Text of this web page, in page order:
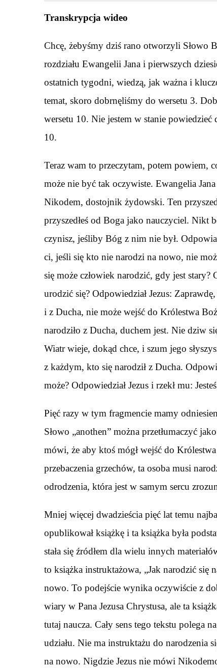
Transkrypcja wideo
Chcę, żebyśmy dziś rano otworzyli Słowo
rozdziału Ewangelii Jana i pierwszych
ostatnich tygodni, wiedzą, jak ważna i
temat, skoro dobrnęliśmy do wersetu 3.
wersetu 10. Nie jestem w stanie
10.
Teraz wam to przeczytam, potem powiem,
może nie być tak oczywiste. Ewangelia
Nikodem, dostojnik żydowski. Ten
przyszedłeś od Boga jako nauczyciel.
czynisz, jeśliby Bóg z nim nie był.
ci, jeśli się kto nie narodzi na nowo, nie
się może człowiek narodzić, gdy jest
urodzić się? Odpowiedział Jezus:
i z Ducha, nie może wejść do Królestwa
narodziło z Ducha, duchem jest. Nie dziw
Wiatr wieje, dokąd chce, i szum jego
z każdym, kto się narodził z Ducha.
może? Odpowiedział Jezus i rzekł mu:
Pięć razy w tym fragmencie mamy
Słowo „anothen” można przetłumaczyć
mówi, że aby ktoś mógł wejść do
przebaczenia grzechów, ta osoba musi
odrodzenia, która jest w samym sercu
Mniej więcej dwadzieścia pięć lat temu
opublikował książkę i ta książka była
stała się źródłem dla wielu innych
to książka instruktażowa, „Jak narodzić się
nowo. To podejście wynika oczywiście z
wiary w Pana Jezusa Chrystusa, ale ta
tutaj naucza. Cały sens tego tekstu polega
udziału. Nie ma instruktażu do narodzenia
na nowo. Nigdzie Jezus nie mówi